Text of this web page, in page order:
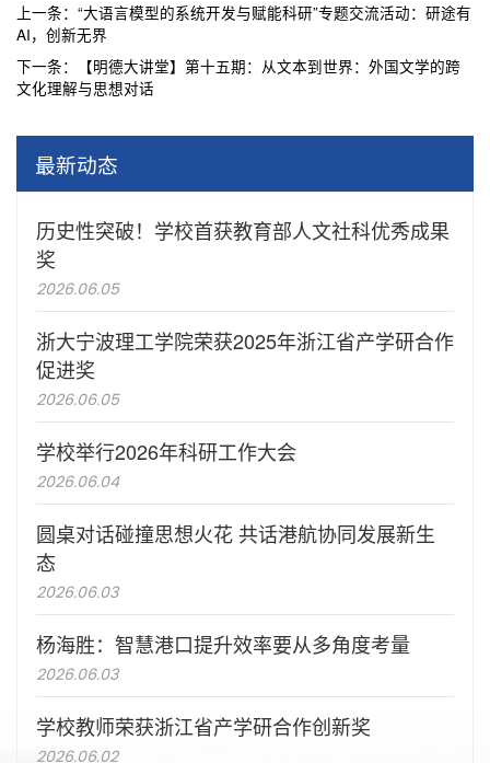
上一条： “大语言模型的系统开发与赋能科研”专题交流活动：研途有
AI，创新无界
下一条：
【明德大讲堂】第十五期：从文本到世界：外国文学的跨
文化理解与思想对话
最新动态
历史性突破！学校首获教育部人文社科优秀成果
奖
2026.06.05
浙大宁波理工学院荣获2025年浙江省产学研合作
促进奖
2026.06.05
学校举行2026年科研工作大会
2026.06.04
圆桌对话碰撞思想火花 共话港航协同发展新生
态
2026.06.03
杨海胜：智慧港口提升效率要从多角度考量
2026.06.03
学校教师荣获浙江省产学研合作创新奖
2026.06.02